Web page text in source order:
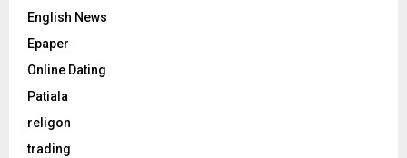
English News
Epaper
Online Dating
Patiala
religon
trading